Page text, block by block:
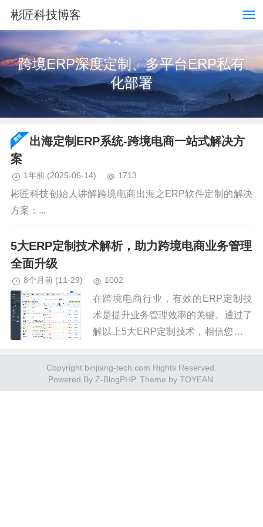
彬匠科技博客
跨境ERP深度定制、多平台ERP私有
化部署
出海定制ERP系统-跨境电商一站式解决方
案
1年前 (2025-06-14) 1713
彬匠科技创始人讲解跨境电商出海之ERP软件定制的解决
方案：...
5大ERP定制技术解析，助力跨境电商业务管理
全面升级
8个月前 (11-29) 1002
在跨境电商行业，有效的ERP定制技
术是提升业务管理效率的关键。通过了
解以上5大ERP定制技术，相信您对如
务管理有了更深入的了解。定制化的E
RP系统将成为未来跨境电商发...
Copyright binjiang-tech.com Rights Reserved.
Powered By Z-BlogPHP. Theme by TOYEAN